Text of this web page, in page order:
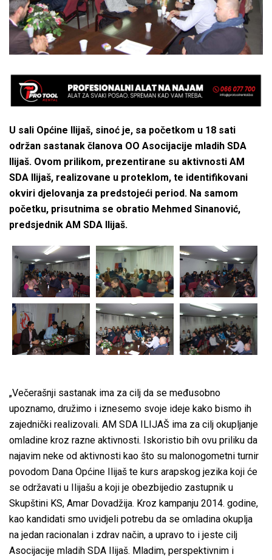
U sali Općine Ilijaš, sinoć je, sa početkom u 18 sati
održan sastanak članova OO Asocijacije mladih SDA
Ilijaš. Ovom prilikom, prezentirane su aktivnosti AM
SDA Ilijaš, realizovane u proteklom, te identifikovani
okviri djelovanja za predstojeći period. Na samom
početku, prisutnima se obratio Mehmed Sinanović,
predsjednik AM SDA Ilijaš.
„Večerašnji sastanak ima za cilj da se međusobno
upoznamo, družimo i iznesemo svoje ideje kako bismo ih
zajednički realizovali. AM SDA ILIJAŠ ima za cilj okupljanje
omladine kroz razne aktivnosti. Iskoristio bih ovu priliku da
najavim neke od aktivnosti kao što su malonogometni turnir
povodom Dana Općine Ilijaš te kurs arapskog jezika koji će
se održavati u Ilijašu a koji je obezbijedio zastupnik u
Skupštini KS, Amar Dovadžija. Kroz kampanju 2014. godine,
kao kandidati smo uvidjeli potrebu da se omladina okuplja
na jedan racionalan i zdrav način, a upravo to i jeste cilj
Asocijacije mladih SDA Ilijaš. Mladim, perspektivnim i